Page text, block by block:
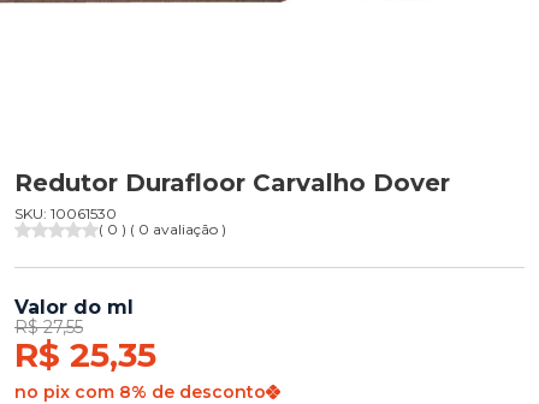
Redutor Durafloor Carvalho Dover
SKU: 10061530
( 0 ) ( 0 avaliação )
Valor do ml
R$ 27,55
R$ 25,35
no pix com 8% de desconto